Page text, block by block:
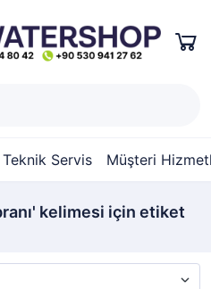
Teknik Servis Müşteri
kelimesi için etiket